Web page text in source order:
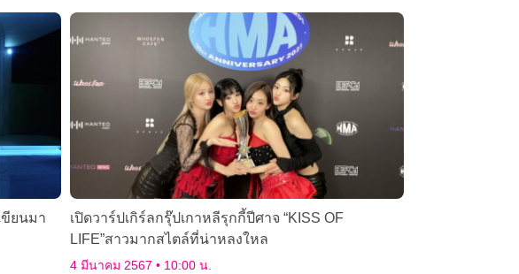
ขียนมา
เปิดวาร์ปเกิร์ลกรุ๊ปเกาหลีรุกกี้ปีศาจ “KISS OF
LIFE”สาวมากสไตล์ที่น่าหลงใหล
4 มีนาคม 2567 10:00 น.